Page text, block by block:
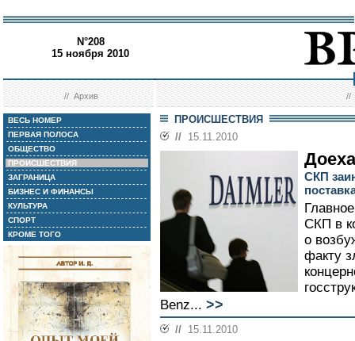
N°208
15 ноября 2010
//Архив //
ВЕСЬ НОМЕР
ПЕРВАЯ ПОЛОСА
ОБЩЕСТВО
ПРОИСШЕСТВИЯ
ЗАГРАНИЦА
БИЗНЕС И ФИНАНСЫ
КУЛЬТУРА
СПОРТ
КРОМЕ ТОГО
ПРОИСШЕСТВИЯ
// 15.11.2010
СКП
СКП в
о
факту
Benz... >>
// 15.11.2010